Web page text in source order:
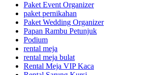
Paket Event Organizer
paket pernikahan
Paket Wedding Organizer
Papan Rambu Petunjuk
Podium
rental meja
rental meja bulat
Rental Meja VIP Kaca